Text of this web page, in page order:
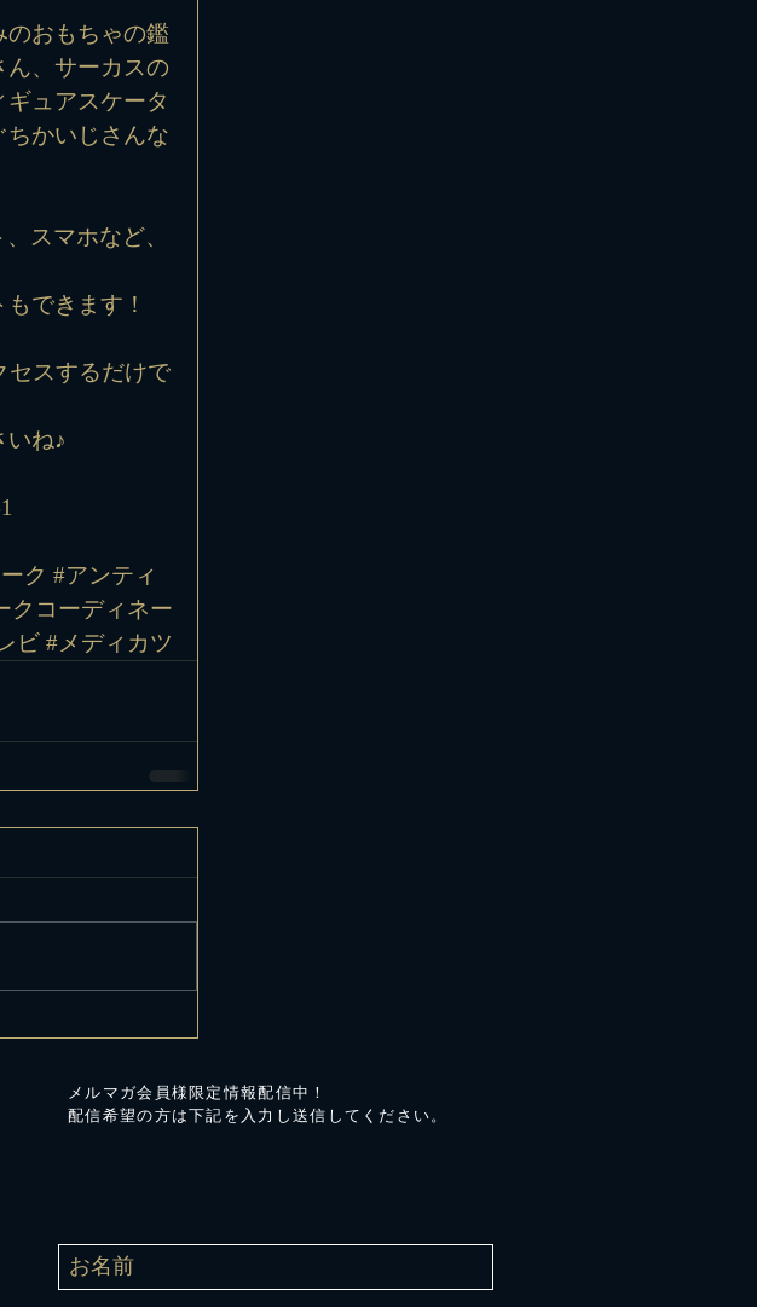
のおもちゃの鑑
、サーカスの
ュアスケータ
かいじさんな
スマホなど、
できます！
セスするだけで
いね♪
ク #アンティ
クコーディネー
ビ #メディカツ
メルマガ会員様限定情報配信中！
配信希望の方は下記を入力し送信してください。